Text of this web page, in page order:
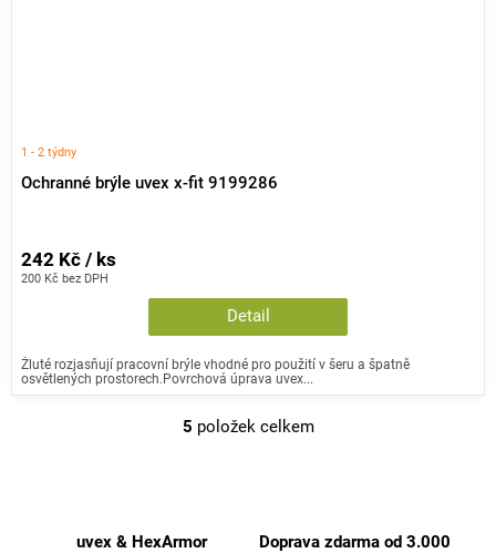
Ochranné brýle uvex x-fit 9199286
1 - 2 týdny
200 Kč bez DPH
242 Kč / ks
Detail
Žluté rozjasňují pracovní brýle vhodné pro použití v šeru a špatně
osvětlených prostorech.Povrchová úprava uvex...
O
5 položek celkem
uvex & HexArmor
Doprava zdarma od 3.000